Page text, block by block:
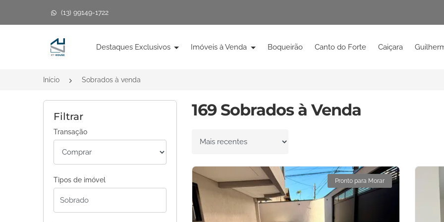
(13) 99149-1722
Página inicial
Destaques Exclusivos Imóveis à Venda Boqueirão Canto do Forte Caiçara
Início Sobrados à venda
Filtrar
Transação
Tipos de imóvel
169 Sobrados à Venda
Ordenar por
Pronto para Morar